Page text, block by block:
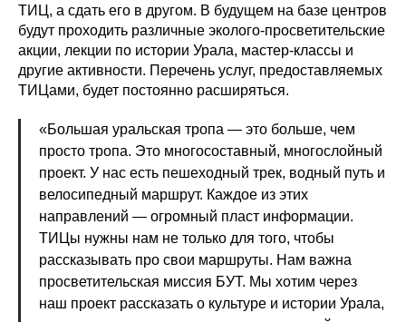
ТИЦ, а сдать его в другом. В будущем на базе центров
будут проходить различные эколого-просветительские
акции, лекции по истории Урала, мастер-классы и
другие активности. Перечень услуг, предоставляемых
ТИЦами, будет постоянно расширяться.
«Большая уральская тропа — это больше, чем
просто тропа. Это многосоставный, многослойный
проект. У нас есть пешеходный трек, водный путь и
велосипедный маршрут. Каждое из этих
направлений — огромный пласт информации.
ТИЦы нужны нам не только для того, чтобы
рассказывать про свои маршруты. Нам важна
просветительская миссия БУТ. Мы хотим через
наш проект рассказать о культуре и истории Урала,